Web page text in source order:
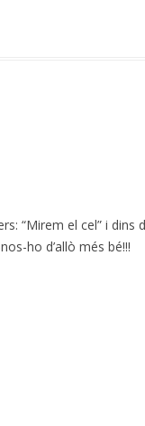
“Mirem el cel” i dins
ho d’allò més bé!!!